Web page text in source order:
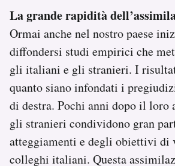
La grande rapidità
Ormai anche nel nostro paese
diffondersi studi empirici che
gli italiani e gli stranieri. I
quanto siano infondati i
di destra. Pochi anni dopo il
gli stranieri condividono gran
atteggiamenti e degli obiettivi di
colleghi italiani. Questa